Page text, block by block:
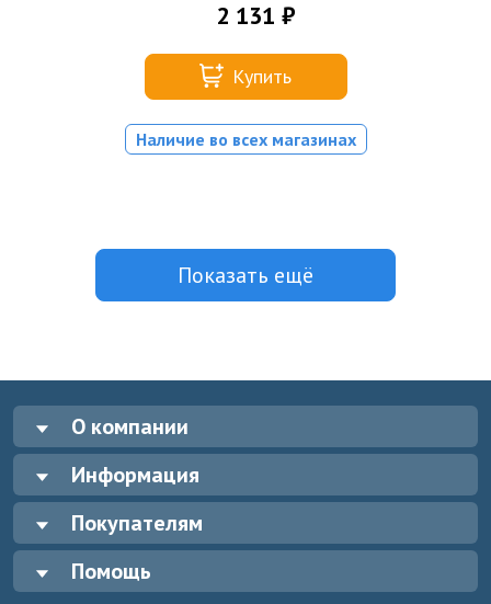
2 131 ₽
Купить
Наличие во всех магазинах
Показать ещё
О компании
Информация
Покупателям
Помощь